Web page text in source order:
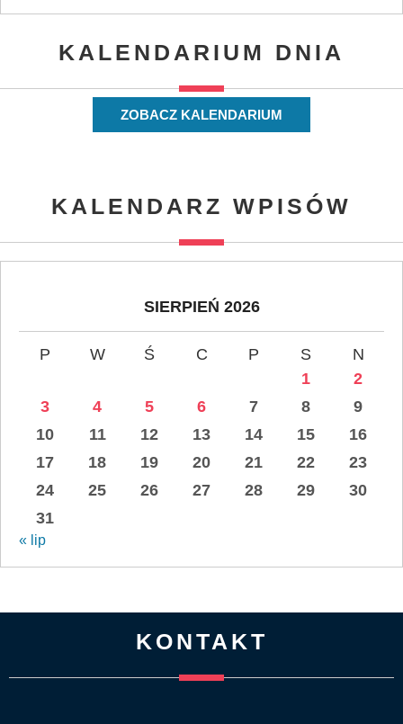
KALENDARIUM DNIA
ZOBACZ KALENDARIUM
KALENDARZ WPISÓW
SIERPIEŃ 2026
P W Ś C P S
N
1
2
3
4 5 6 7 8
9
10
11 12 13 14 15
16
17
18 19 20 21 22
23
24
25 26 27 28 29
30
31
« lip
KONTAKT